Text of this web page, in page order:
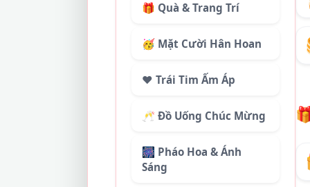
🎁 Quà & Trang Trí
🥳 Mặt Cười Hân Hoan
❤️ Trái Tim Ấm Áp
🥂 Đồ Uống Chúc Mừng
🎆 Pháo Hoa & Ánh
Sáng